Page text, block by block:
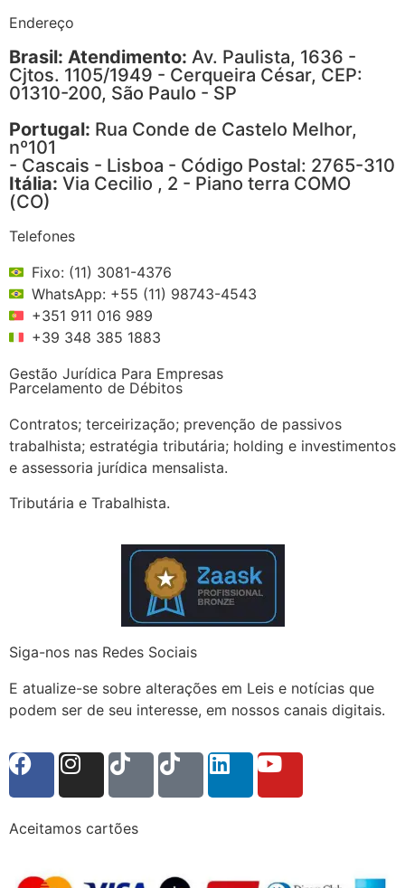
Endereço
Brasil: Atendimento: Av. Paulista, 1636 -
Cjtos. 1105/1949 - Cerqueira César, CEP:
01310-200, São Paulo - SP
Portugal: Rua Conde de Castelo Melhor,
nº101
- Cascais - Lisboa - Código Postal: 2765-310
Itália: Via Cecilio , 2 - Piano terra COMO
(CO)
Telefones
Fixo: (11) 3081-4376
WhatsApp: +55 (11) 98743-4543
+351 911 016 989
+39 348 385 1883
Gestão Jurídica Para Empresas
Parcelamento de Débitos
Contratos; terceirização; prevenção de passivos
trabalhista; estratégia tributária; holding e investimentos
e assessoria jurídica mensalista.
Tributária e Trabalhista.
Siga-nos nas Redes Sociais
E atualize-se sobre alterações em Leis e notícias que
podem ser de seu interesse, em nossos canais digitais.
Aceitamos cartões